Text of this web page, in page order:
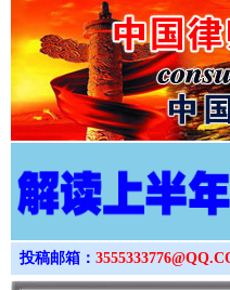
投稿邮箱：